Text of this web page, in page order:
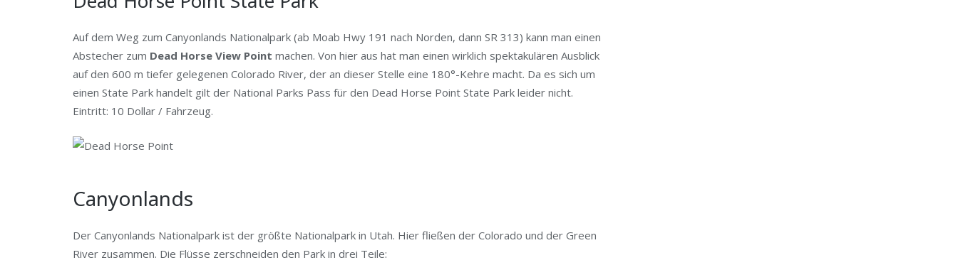
Auf dem Weg zum Canyonlands Nationalpark (ab Moab Hwy 191 nach Norden, dann SR 313) kann man einen
Abstecher zum Dead Horse View Point machen. Von hier aus hat man einen wirklich spektakulären Ausblick
auf den 600 m tiefer gelegenen Colorado River, der an dieser Stelle eine 180°-Kehre macht. Da es sich um
einen State Park handelt gilt der National Parks Pass für den Dead Horse Point State Park leider nicht.
Eintritt: 10 Dollar / Fahrzeug.
Canyonlands
Der Canyonlands Nationalpark ist der größte Nationalpark in Utah. Hier fließen der Colorado und der Green
River zusammen. Die Flüsse zerschneiden den Park in drei Teile: